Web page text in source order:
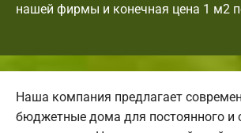
нашей фирмы и конечная цена 1 м2
Наша компания предлагает
бюджетные дома для постоянного и